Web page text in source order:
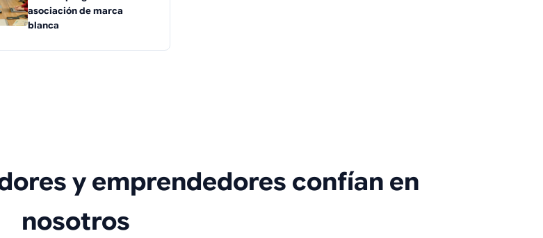
asociación de marca
blanca
y emprendedores confían en
nosotros